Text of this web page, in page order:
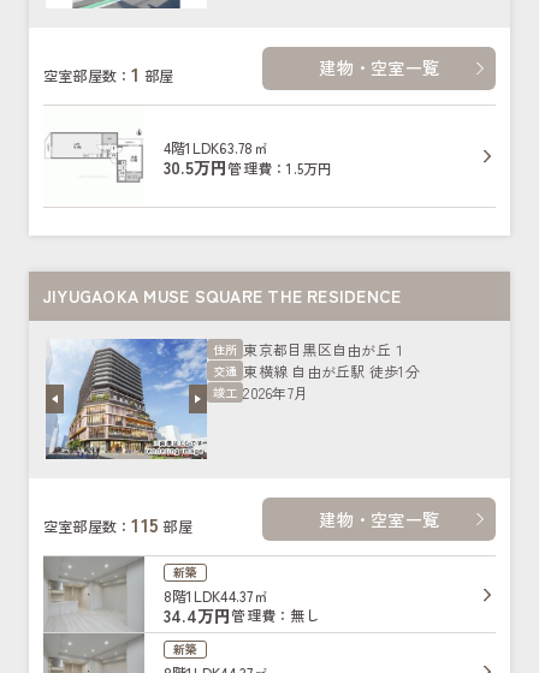
空室部屋数：1 部屋 建物・空室一覧
4階1LDK63.78㎡
30.5万円管理費：1.5万円
JIYUGAOKA MUSE SQUARE THE RESIDENCE
住所 東京都目黒区自由が丘１
交通 東横線 自由が丘駅 徒歩1分
竣工 2026年7月
空室部屋数：115 部屋 建物・空室一覧
新築
8階1LDK44.37㎡
34.4万円管理費：無し
新築